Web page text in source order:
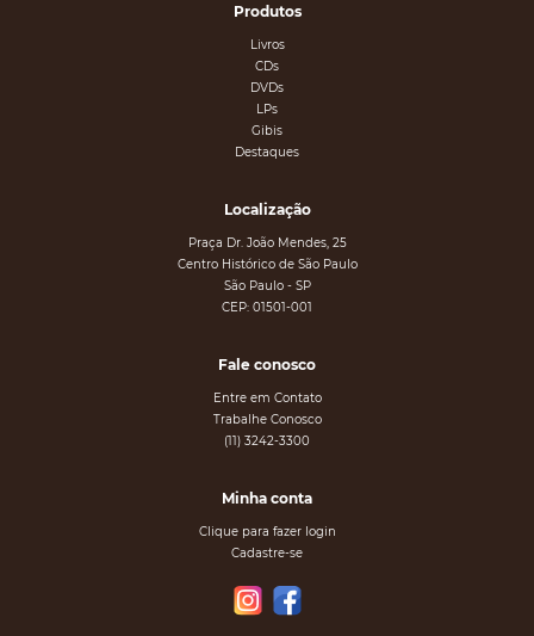
Produtos
Livros
CDs
DVDs
LPs
Gibis
Destaques
Localização
Praça Dr. João Mendes, 25
Centro Histórico de São Paulo
São Paulo - SP
CEP: 01501-001
Fale conosco
Entre em Contato
Trabalhe Conosco
(11) 3242-3300
Minha conta
Clique para fazer login
Cadastre-se